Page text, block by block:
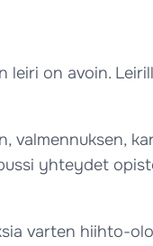
leiri on avoin.
valmennuksen,
yhteydet
varten hiihto-